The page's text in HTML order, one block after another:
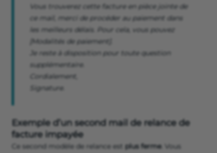
Vous trouverez cette facture en pièce jointe de
ce mail, merci de procéder au paiement dans
les meilleurs délais. Pour cela, vous pouvez
[Modalités de paiement].
Je reste à disposition pour toute question
supplémentaire.
Cordialement,
Signature.
Exemple d’un second mail de relance de
facture impayée
Ce second modèle de relance est plus ferme. Vous